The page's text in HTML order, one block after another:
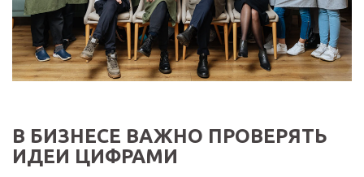
В БИЗНЕСЕ ВАЖНО ПРОВЕРЯТЬ
ИДЕИ ЦИФРАМИ